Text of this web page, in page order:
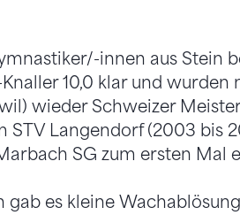
innen aus Stein
10,0 klar und wurden
wieder Schweizer
STV Langendorf (2003 bis
SG zum ersten Mal
es kleine